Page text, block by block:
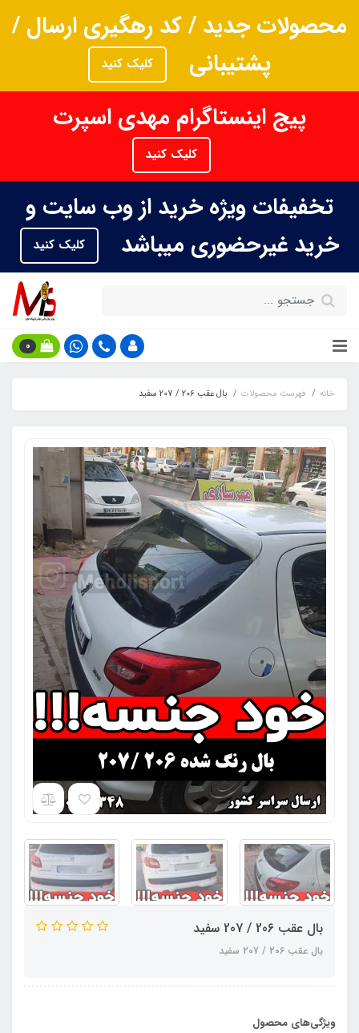
محصولات جدید / کد رهگیری ارسال /
پشتیبانی
کلیک کنید
پیج اینستاگرام مهدی اسپرت
کلیک کنید
تخفیفات ویژه خرید از وب سایت و
خرید غیرحضوری میباشد
کلیک کنید
0
خانه فهرست محصولات بال عقب 206 / 207 سفید
بال عقب 206 / 207 سفید
بال عقب 206 / 207 سفید
ویژگی‌های محصول